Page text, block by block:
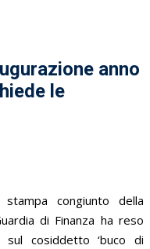
anno
le
congiunto della
di Finanza ha reso
sul cosiddetto ‘buco di